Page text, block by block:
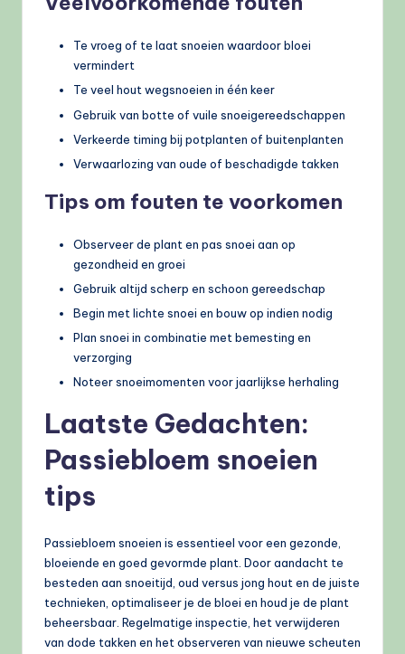
Te vroeg of te laat snoeien waardoor bloei
vermindert
Te veel hout wegsnoeien in één keer
Gebruik van botte of vuile snoeigereedschappen
Verkeerde timing bij potplanten of buitenplanten
Verwaarlozing van oude of beschadigde takken
Tips om fouten te voorkomen
Observeer de plant en pas snoei aan op
gezondheid en groei
Gebruik altijd scherp en schoon gereedschap
Begin met lichte snoei en bouw op indien nodig
Plan snoei in combinatie met bemesting en
verzorging
Noteer snoeimomenten voor jaarlijkse herhaling
Laatste Gedachten:
Passiebloem snoeien
tips
Passiebloem snoeien is essentieel voor een gezonde,
bloeiende en goed gevormde plant. Door aandacht te
besteden aan snoeitijd, oud versus jong hout en de juiste
technieken, optimaliseer je de bloei en houd je de plant
beheersbaar. Regelmatige inspectie, het verwijderen
van dode takken en het observeren van nieuwe scheuten